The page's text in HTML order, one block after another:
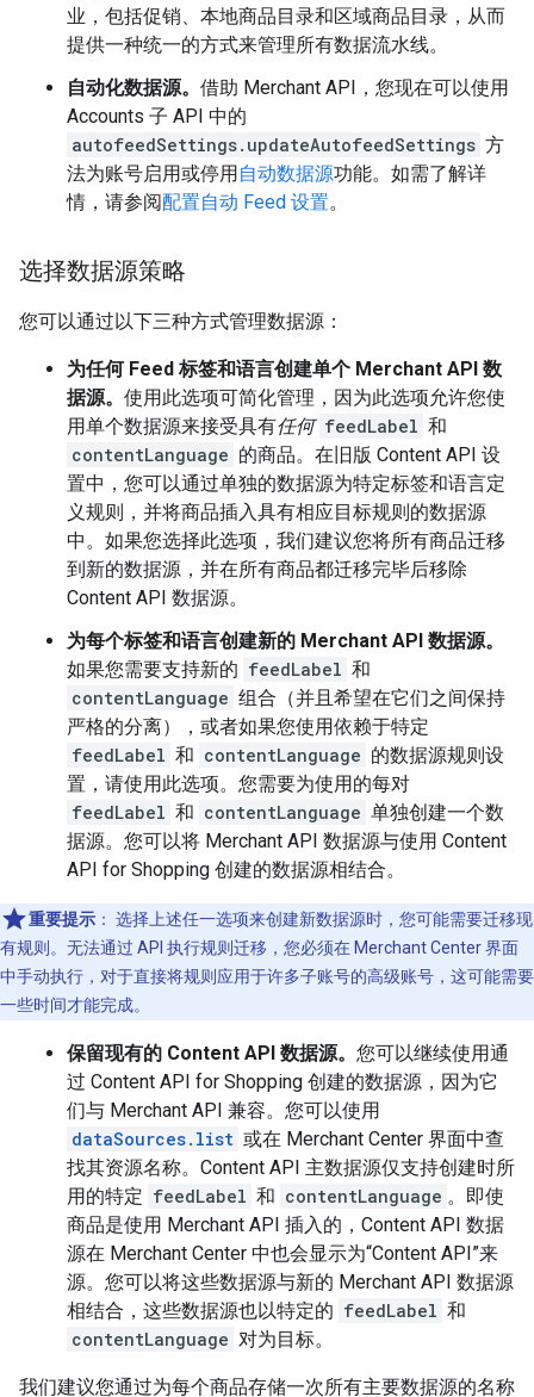
业，包括促销、本地商品目录和区域商品目录，从而
提供一种统一的方式来管理所有数据流水线。
自动化数据源。 借助 Merchant API，您现在可以使用
Accounts 子 API 中的
autofeedSettings.updateAutofeedSettings 方
法为账号启用或停用自动数据源功能。如需了解详
情，请参阅配置自动 Feed 设置。
选择数据源策略
您可以通过以下三种方式管理数据源：
为任何 Feed 标签和语言创建单个 Merchant API 数
据源。 使用此选项可简化管理，因为此选项允许您使
用单个数据源来接受具有任何 feedLabel 和
contentLanguage 的商品。在旧版 Content API 设
置中，您可以通过单独的数据源为特定标签和语言定
义规则，并将商品插入具有相应目标规则的数据源
中。如果您选择此选项，我们建议您将所有商品迁移
到新的数据源，并在所有商品都迁移完毕后移除
Content API 数据源。
为每个标签和语言创建新的 Merchant API 数据源。
如果您需要支持新的 feedLabel 和
contentLanguage 组合（并且希望在它们之间保持
严格的分离），或者如果您使用依赖于特定
feedLabel 和 contentLanguage 的数据源规则设
置，请使用此选项。您需要为使用的每对
feedLabel 和 contentLanguage 单独创建一个数
据源。您可以将 Merchant API 数据源与使用 Content
API for Shopping 创建的数据源相结合。
重要提示 ： 选择上述任一选项来创建新数据源时，您可能需要迁移现
有规则。无法通过 API 执行规则迁移，您必须在 Merchant Center 界面
中手动执行，对于直接将规则应用于许多子账号的高级账号，这可能需要
一些时间才能完成。
保留现有的 Content API 数据源。 您可以继续使用通
过 Content API for Shopping 创建的数据源，因为它
们与 Merchant API 兼容。您可以使用
dataSources.list 或在 Merchant Center 界面中查
找其资源名称。Content API 主数据源仅支持创建时所
用的特定 feedLabel 和 contentLanguage 。即使
商品是使用 Merchant API 插入的，Content API 数据
源在 Merchant Center 中也会显示为“Content API”来
源。您可以将这些数据源与新的 Merchant API 数据源
相结合，这些数据源也以特定的 feedLabel 和
contentLanguage 对为目标。
我们建议您通过为每个商品存储一次所有主要数据源的名称